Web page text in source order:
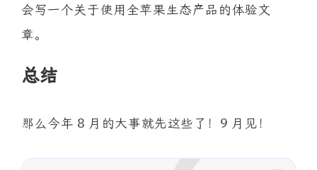
会写一个关于使用全苹果生态产品的体验文
章。
总结
那么今年 8 月的大事就先这些了！9 月见！